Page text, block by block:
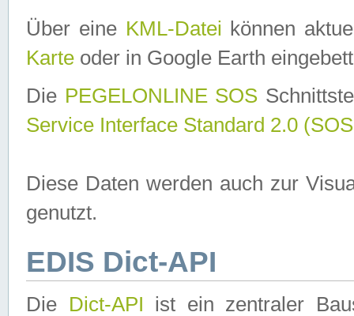
Über eine KML-Datei können
Karte oder in Google Earth
Die PEGELONLINE SOS
Service Interface Standard 2.0
Diese Daten werden auch zur
genutzt.
EDIS Dict-API
Die Dict-API ist ein zentraler